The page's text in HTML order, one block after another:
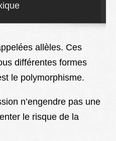
allèles. Ces
différentes formes
le polymorphisme.
n’engendre pas une
le risque de la